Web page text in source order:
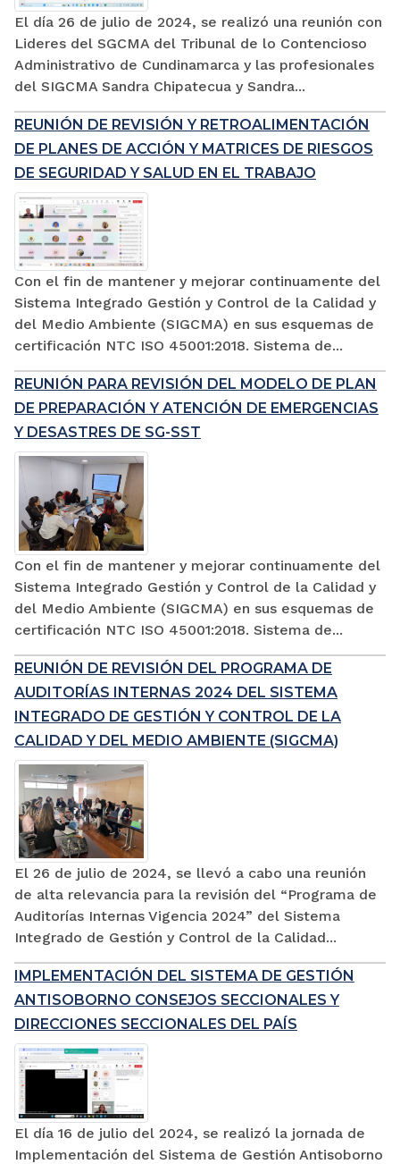
El día 26 de julio de 2024, se realizó una reunión con
Lideres del SGCMA del Tribunal de lo Contencioso
Administrativo de Cundinamarca y las profesionales
del SIGCMA Sandra Chipatecua y Sandra...
REUNIÓN DE REVISIÓN Y RETROALIMENTACIÓN
DE PLANES DE ACCIÓN Y MATRICES DE RIESGOS
DE SEGURIDAD Y SALUD EN EL TRABAJO
Con el fin de mantener y mejorar continuamente del
Sistema Integrado Gestión y Control de la Calidad y
del Medio Ambiente (SIGCMA) en sus esquemas de
certificación NTC ISO 45001:2018. Sistema de...
REUNIÓN PARA REVISIÓN DEL MODELO DE PLAN
DE PREPARACIÓN Y ATENCIÓN DE EMERGENCIAS
Y DESASTRES DE SG-SST
Con el fin de mantener y mejorar continuamente del
Sistema Integrado Gestión y Control de la Calidad y
del Medio Ambiente (SIGCMA) en sus esquemas de
certificación NTC ISO 45001:2018. Sistema de...
REUNIÓN DE REVISIÓN DEL PROGRAMA DE
AUDITORÍAS INTERNAS 2024 DEL SISTEMA
INTEGRADO DE GESTIÓN Y CONTROL DE LA
CALIDAD Y DEL MEDIO AMBIENTE (SIGCMA)
El 26 de julio de 2024, se llevó a cabo una reunión
de alta relevancia para la revisión del “Programa de
Auditorías Internas Vigencia 2024” del Sistema
Integrado de Gestión y Control de la Calidad...
IMPLEMENTACIÓN DEL SISTEMA DE GESTIÓN
ANTISOBORNO CONSEJOS SECCIONALES Y
DIRECCIONES SECCIONALES DEL PAÍS
El día 16 de julio del 2024, se realizó la jornada de
Implementación del Sistema de Gestión Antisoborno